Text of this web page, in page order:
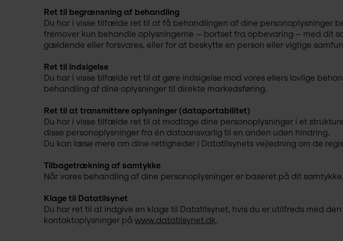
Ret til begrænsning af behandling
Du har i visse tilfælde ret til at få behandlingen af dine personoplysninger
fremover kun behandle oplysningerne – bortset fra opbevaring – med dit
gældende eller forsvares, eller for at beskytte en person eller vigtige
Ret til indsigelse
Du har i visse tilfælde ret til at gøre indsigelse mod vores ellers lovlige
behandling af dine oplysninger til direkte markedsføring.
Ret til at transmittere oplysninger (dataportabilitet)
Du har i visse tilfælde ret til at modtage dine personoplysninger i et
disse personoplysninger fra én dataansvarlig til en anden uden hindring.
Du kan læse mere om dine rettigheder i Datatilsynets vejledning om de
Tilbagetrækning af samtykke
Når vores behandling af dine personoplysninger er baseret på dit
Klage til Datatilsynet
Du har ret til at indgive en klage til Datatilsynet, hvis du er utilfreds med
kontaktoplysninger på www.datatilsynet.dk.